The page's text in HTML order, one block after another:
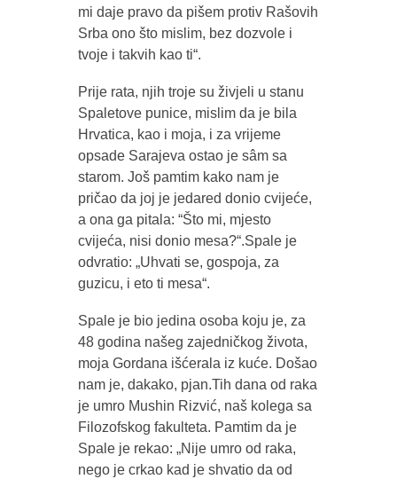
mi daje pravo da pišem protiv Rašovih
Srba ono što mislim, bez dozvole i
tvoje i takvih kao ti“.
Prije rata, njih troje su živjeli u stanu
Spaletove punice, mislim da je bila
Hrvatica, kao i moja, i za vrijeme
opsade Sarajeva ostao je sâm sa
starom. Još pamtim kako nam je
pričao da joj je jedared donio cvijeće,
a ona ga pitala: “Što mi, mjesto
cvijeća, nisi donio mesa?“.Spale je
odvratio: „Uhvati se, gospoja, za
guzicu, i eto ti mesa“.
Spale je bio jedina osoba koju je, za
48 godina našeg zajedničkog života,
moja Gordana išćerala iz kuće. Došao
nam je, dakako, pjan.Tih dana od raka
je umro Mushin Rizvić, naš kolega sa
Filozofskog fakulteta. Pamtim da je
Spale je rekao: „Nije umro od raka,
nego je crkao kad je shvatio da od